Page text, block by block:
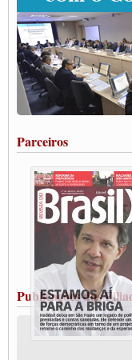
ENCONTRO
DO BRASIL E A ELEIÇÃO
Carta às Brasileiras e aos
Paulinho, presidente da
Caminhoneiros aprovam
Rodoviários de Feira
salarial
Vacina Já: Lockdown de 24
Condutores de Guarulhos
Paralisação dos
Rio Grande
Caminhoneiros bloqueiam
Modal-Live #13 Aumento da
Trabalhadora em Tempos de
MODAL-LIVE#12
CLASSE
MODAL-LIVE#11
JUVENTUDE DO
Fabio Primo testa positivo
Parceiros
Publicações dos